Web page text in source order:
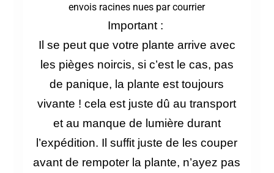
envois racines nues par courrier
Important :
Il se peut que votre plante arrive avec
les pièges noircis, si c’est le cas, pas
de panique, la plante est toujours
vivante ! cela est juste dû au transport
et au manque de lumière durant
l’expédition. Il suffit juste de les couper
avant de rempoter la plante, n’ayez pas